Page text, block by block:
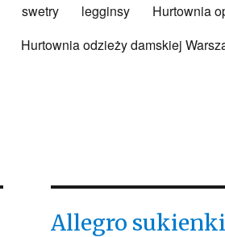
swetry legginsy
Hurtownia
Hurtownia odzieży damskiej
Allegro